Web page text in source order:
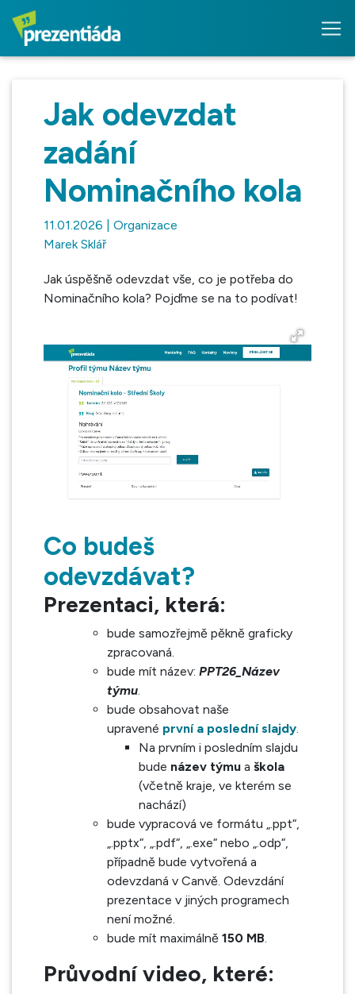
Jak odevzdat
zadání
Nominačního kola
11.01.2026 | Organizace
Marek Sklář
Jak úspěšně odevzdat vše, co je potřeba do
Nominačního kola? Pojďme se na to podívat!
Co budeš
odevzdávat?
Prezentaci, která:
bude samozřejmě pěkně graficky
zpracovaná.
bude mít název: PPT26_Název
týmu.
bude obsahovat naše
upravené první a poslední slajdy.
Na prvním i posledním slajdu
bude název týmu a škola
(včetně kraje, ve kterém se
nachází)
bude vypracová ve formátu „.ppt“,
„.pptx“, „.pdf“, „.exe“ nebo „.odp“,
případně bude vytvořená a
odevzdaná v Canvě. Odevzdání
prezentace v jiných programech
není možné.
bude mít maximálně 150 MB.
Průvodní video, které: